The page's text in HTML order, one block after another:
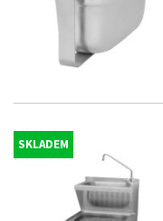
SKLADEM